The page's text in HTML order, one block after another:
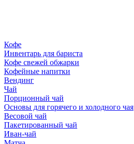
Кофе
Инвентарь для бариста
Кофе свежей обжарки
Кофейные напитки
Вендинг
Чай
Порционный чай
Основы для горячего и холодного чая
Весовой чай
Пакетированный чай
Иван-чай